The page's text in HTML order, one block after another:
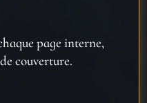
page interne,
couverture.